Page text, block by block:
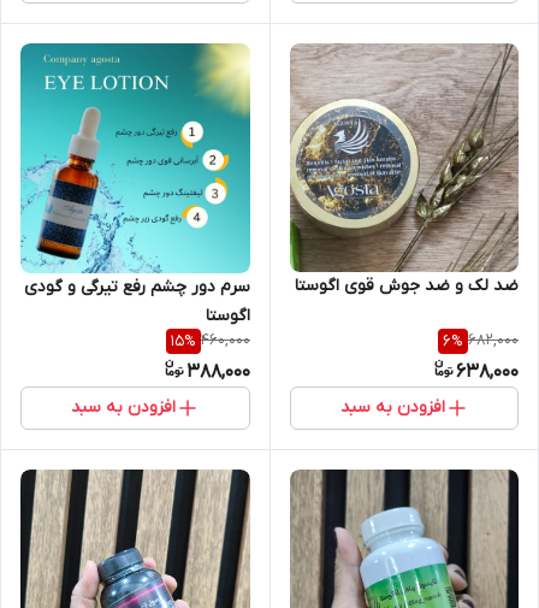
ضد لک و ضد جوش قوی اگوستا
682,000
6%
638,000
افزودن به سبد
سرم دور چشم رفع تیرگی و گودی
اگوستا
460,000
15%
388,000
افزودن به سبد